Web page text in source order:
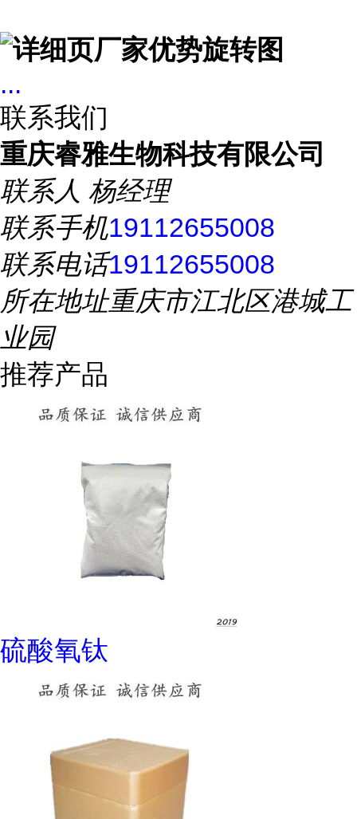
...
联系我们
重庆睿雅生物科技有限公司
联系人 杨经理
联系手机19112655008
联系电话19112655008
所在地址重庆市江北区港城工
业园
推荐产品
硫酸氧钛